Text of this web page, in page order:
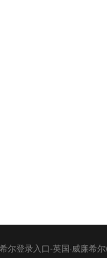
尔登录入口-英国·威廉希